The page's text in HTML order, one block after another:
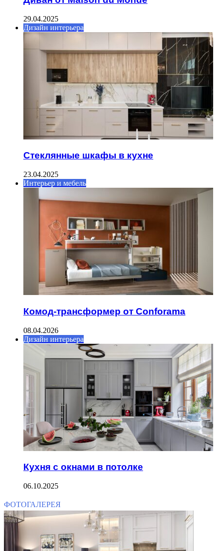
29.04.2025
Дизайн интерьера
Стеклянные шкафы в кухне
23.04.2025
Интерьер и мебель
Комод-трансформер от Conforama
08.04.2026
Дизайн интерьера
Кухня с окнами в потолке
06.10.2025
ФОТОГАЛЕРЕЯ